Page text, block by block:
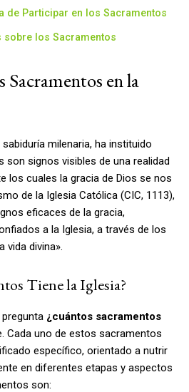
de Participar en los Sacramentos
sobre los Sacramentos
Sacramentos en la
milenaria, ha instituido
son signos visibles de una realidad
los cuales la gracia de Dios se nos
de la Iglesia Católica (CIC, 1113),
eficaces de la gracia,
a la Iglesia, a través de los
vida divina».
Tiene la Iglesia?
¿cuántos sacramentos
Cada uno de estos sacramentos
específico, orientado a nutrir
en diferentes etapas y aspectos
son: